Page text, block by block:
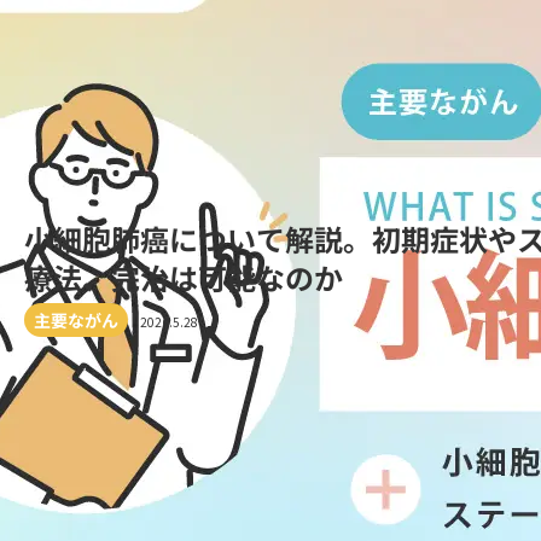
小細胞肺癌について解説。初期症状や
療法、完治は可能なのか
主要ながん 2026.5.28